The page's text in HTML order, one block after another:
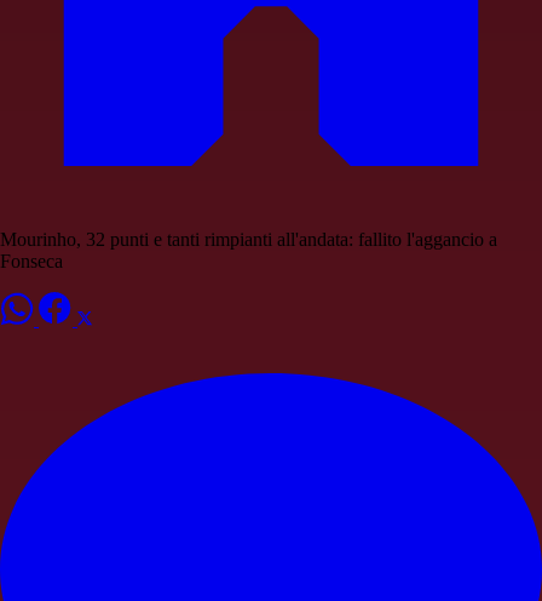
Mourinho, 32 punti e tanti rimpianti all'andata: fallito l'aggancio a
Fonseca